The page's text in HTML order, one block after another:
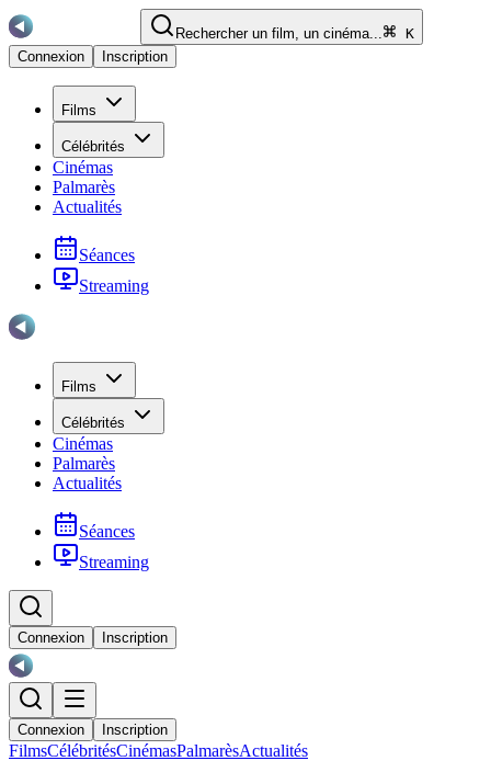
Rechercher un film, un cinéma...
K
Connexion
Inscription
Films
Célébrités
Cinémas
Palmarès
Actualités
Séances
Streaming
Films
Célébrités
Cinémas
Palmarès
Actualités
Séances
Streaming
Connexion Inscription
Connexion Inscription
FilmsCélébritésCinémasPalmarèsActualités